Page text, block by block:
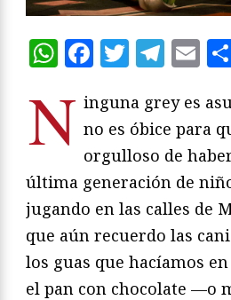
WhatsApp
Facebook
Twitter
N inguna grey es
no es óbice para
orgulloso de
última generación de
jugando en las calles de
que aún recuerdo las
los guas que hacíamos
el pan con chocolate —o